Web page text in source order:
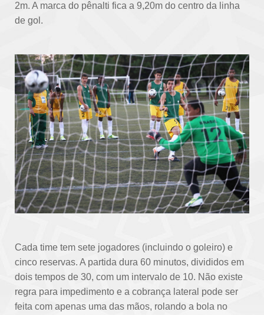
O EVENTO
NOTÍCIAS
INFORMAÇÕES
FOTOS
VÍDEOS
2m. A marca do pênalti fica a 9,20m do centro da linha
de gol.
Cada time tem sete jogadores (incluindo o goleiro) e
cinco reservas. A partida dura 60 minutos, divididos em
dois tempos de 30, com um intervalo de 10. Não existe
regra para impedimento e a cobrança lateral pode ser
feita com apenas uma das mãos, rolando a bola no